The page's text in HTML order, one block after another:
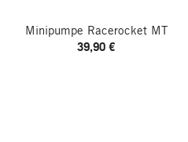
Minipumpe Racerocket MT
39,90 €